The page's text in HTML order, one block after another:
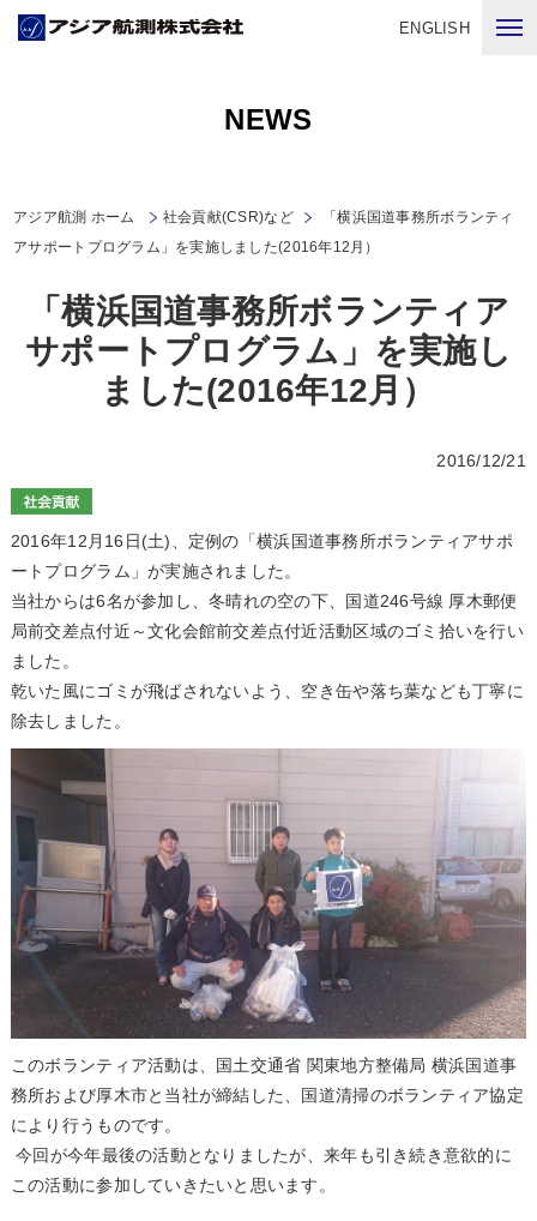
ENGLISH
NEWS
アジア航測 ホーム 社会貢献(CSR)など
「横浜国道事務所ボランティ
アサポートプログラム」を実施しました(2016年12月）
「横浜国道事務所ボランティア
サポートプログラム」を実施し
ました(2016年12月）
2016/12/21
2016年12月16日(土)、定例の「横浜国道事務所ボランティアサポ
ートプログラム」が実施されました。
当社からは6名が参加し、冬晴れの空の下、国道246号線 厚木郵便
局前交差点付近～文化会館前交差点付近活動区域のゴミ拾いを行い
ました。
乾いた風にゴミが飛ばされないよう、空き缶や落ち葉なども丁寧に
除去しました。
このボランティア活動は、国土交通省 関東地方整備局 横浜国道事
務所および厚木市と当社が締結した、国道清掃のボランティア協定
により行うものです。
今回が今年最後の活動となりましたが、来年も引き続き意欲的に
この活動に参加していきたいと思います。